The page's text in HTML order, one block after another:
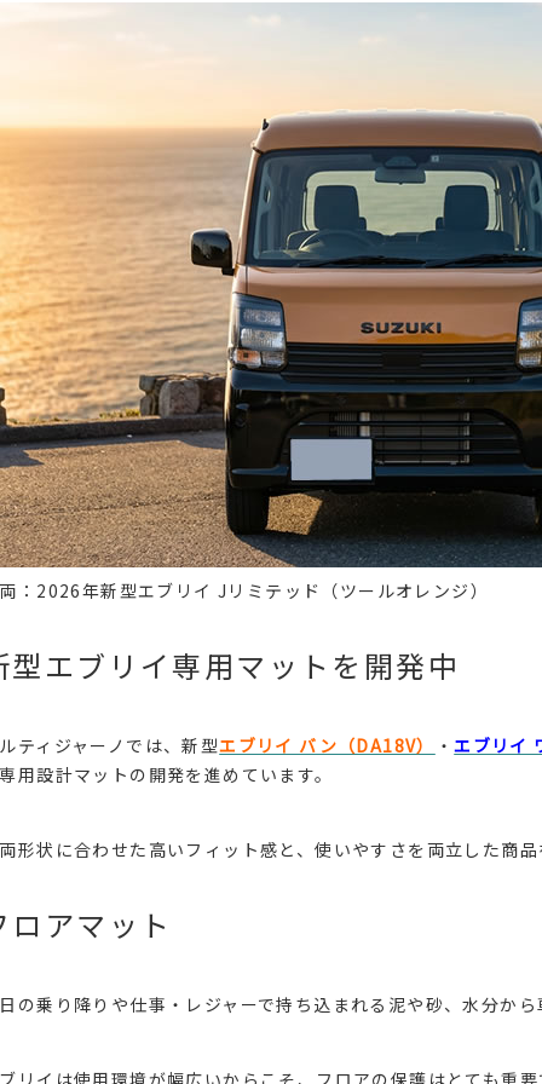
：2026年新型エブリイ Jリミテッド（ツールオレンジ）
型エブリイ専用マットを開発中
ティジャーノでは、新型エブリイ バン（DA18V） ・エブリイ
用設計マットの開発を進めています。
形状に合わせた高いフィット感と、使いやすさを両立した商
ロアマット
の乗り降りや仕事・レジャーで持ち込まれる泥や砂、水分か
リイは使用環境が幅広いからこそ、フロアの保護はとても重